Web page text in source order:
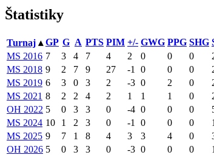
Štatistiky
Turnaj ▴ GP G A PTS PIM +/- GWG PPG SHG
MS 2016 7 3 4 7 4 2 0 0 0
MS 2018 9 2 7 9 27 -1 0 0 0
MS 2019 6 3 0 3 2 -3 0 2 0
MS 2021 8 2 2 4 2 1 1 1 0
OH 2022 5 0 3 3 0 -4 0 0 0
MS 2024 10 1 2 3 0 -1 0 0 0
MS 2025 9 7 1 8 4 3 3 4 0
OH 2026 5 0 3 3 0 -3 0 0 0